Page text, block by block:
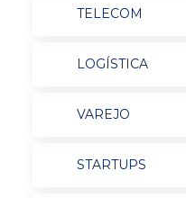
TELECOM
LOGÍSTICA
VAREJO
STARTUPS